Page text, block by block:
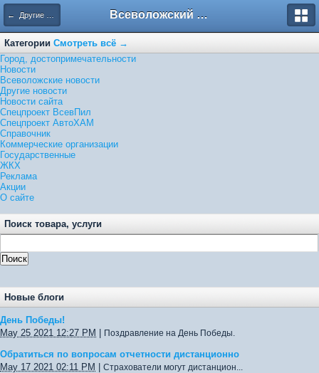
← Другие новости Всеволожский форум
Категории Смотреть всё →
Город, достопримечательности
Новости
Всеволожские новости
Другие новости
Новости сайта
Спецпроект ВсевПил
Спецпроект АвтоХАМ
Справочник
Коммерческие организации
Государственные
ЖКХ
Реклама
Акции
О сайте
Поиск товара, услуги
Новые блоги
День Победы!
May 25 2021 12:27 PM
Поздравление на День Победы.
Обратиться по вопросам отчетности дистанционно
May 17 2021 02:11 PM
Страхователи могут дистанцион...